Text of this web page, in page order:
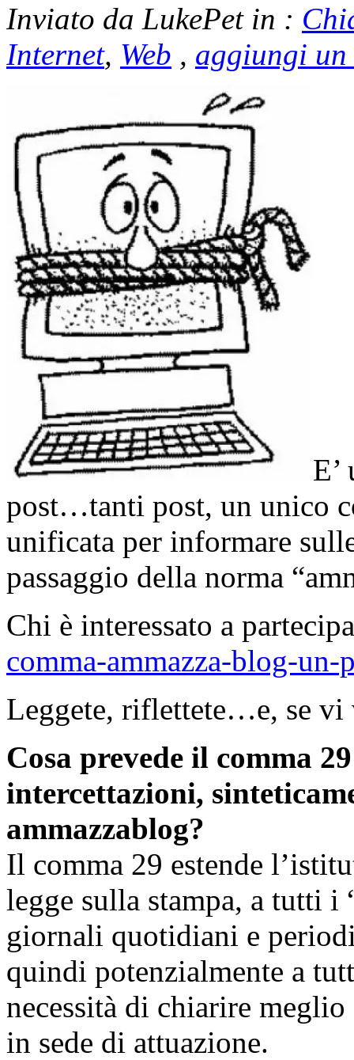
Inviato da LukePet in :
Internet, Web , aggiungi un
E’
post…tanti post, un unico
unificata per informare
passaggio della norma
Chi è interessato a
comma-ammazza-blog-un-
Leggete, riflettete…e, se vi
Cosa prevede il comma
intercettazioni,
ammazzablog?
Il comma 29 estende
legge sulla stampa, a tutti
giornali quotidiani e
quindi potenzialmente a
necessità di chiarire
in sede di attuazione.